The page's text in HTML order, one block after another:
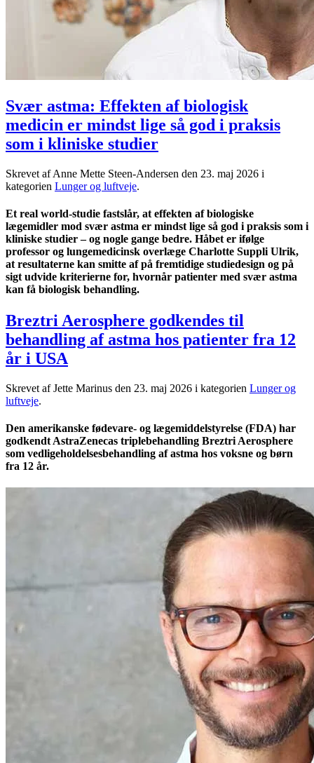
Svær astma: Effekten af biologisk
medicin er mindst lige så god i praksis
som i kliniske studier
Skrevet af Anne Mette Steen-Andersen den 23. maj 2026 i
kategorien Lunger og luftveje.
Et real world-studie fastslår, at effekten af biologiske
lægemidler mod svær astma er mindst lige så god i praksis som i
kliniske studier – og nogle gange bedre. Håbet er ifølge
professor og lungemedicinsk overlæge Charlotte Suppli Ulrik,
at resultaterne kan smitte af på fremtidige studiedesign og på
sigt udvide kriterierne for, hvornår patienter med svær astma
kan få biologisk behandling.
Breztri Aerosphere godkendes til
behandling af astma hos patienter fra 12
år i USA
Skrevet af Jette Marinus den 23. maj 2026 i kategorien Lunger og
luftveje.
Den amerikanske fødevare- og lægemiddelstyrelse (FDA) har
godkendt AstraZenecas triplebehandling Breztri Aerosphere
som vedligeholdelsesbehandling af astma hos voksne og børn
fra 12 år.